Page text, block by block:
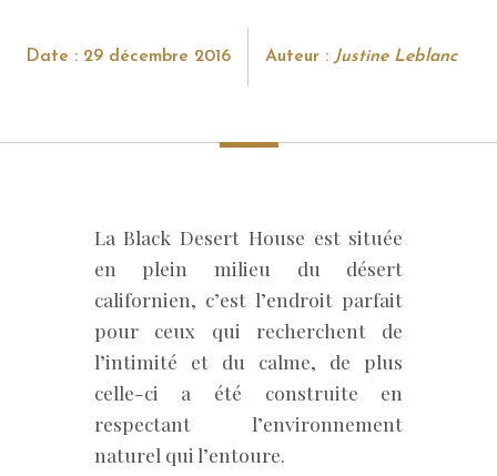
Date : 29 décembre 2016 Auteur : Justine Leblanc
La Black Desert House est située
en plein milieu du désert
californien, c’est l’endroit parfait
pour ceux qui recherchent de
l’intimité et du calme, de plus
celle-ci a été construite en
respectant l’environnement
naturel qui l’entoure.